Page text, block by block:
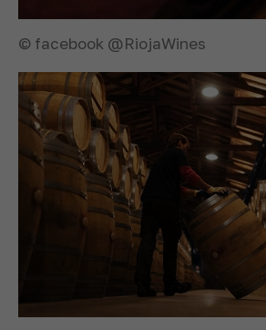
© facebook @RiojaWines